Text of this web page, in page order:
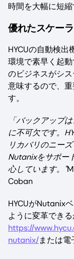
時間を大幅に短縮
優れたスケー
HYCUの自動検
環境で素早く起
のビジネスがシ
意味するので、
す。
「バックアップ
に不可欠です。
リカバリのニー
Nutanixをサポー
心しています。"
Coban
HYCUがNutanix
ように変革できる
https://
nutanix/または